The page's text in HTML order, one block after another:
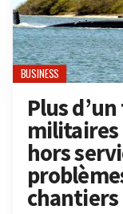
BUSINESS
Plus
militaires
hors
chantiers